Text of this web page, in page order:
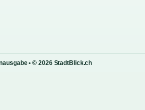
• © 2026 StadtBlick.ch